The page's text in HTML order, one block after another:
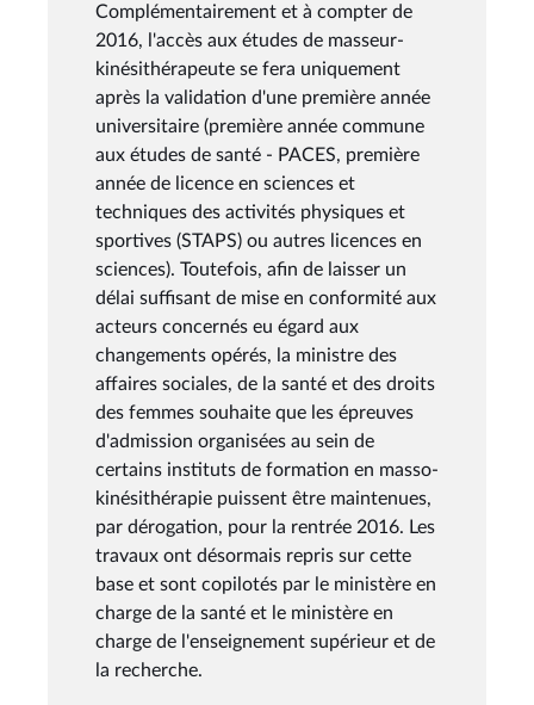
Complémentairement et à compter de
2016, l'accès aux études de masseur-
kinésithérapeute se fera uniquement
après la validation d'une première année
universitaire (première année commune
aux études de santé - PACES, première
année de licence en sciences et
techniques des activités physiques et
sportives (STAPS) ou autres licences en
sciences). Toutefois, afin de laisser un
délai suffisant de mise en conformité aux
acteurs concernés eu égard aux
changements opérés, la ministre des
affaires sociales, de la santé et des droits
des femmes souhaite que les épreuves
d'admission organisées au sein de
certains instituts de formation en masso-
kinésithérapie puissent être maintenues,
par dérogation, pour la rentrée 2016. Les
travaux ont désormais repris sur cette
base et sont copilotés par le ministère en
charge de la santé et le ministère en
charge de l'enseignement supérieur et de
la recherche.